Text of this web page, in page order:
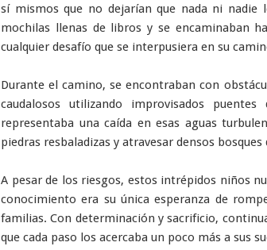
sí mismos que no dejarían que nada ni nadie
mochilas llenas de libros y se encaminaban
cualquier desafío que se interpusiera en su
Durante el camino, se encontraban con
caudalosos utilizando improvisados
representaba una caída en esas aguas
piedras resbaladizas y atravesar densos
A pesar de los riesgos, estos intrépidos niños
conocimiento era su única esperanza de
familias. Con determinación y sacrificio,
que cada paso los acercaba un poco más a sus